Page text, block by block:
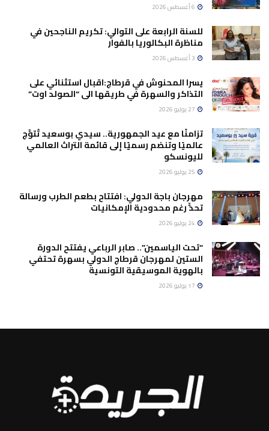
للسنة الرابعة على التوالي: تكريم الناجحين في
مناظرة البكالوريا بالفوار
يسرا المحنوش في قرطاج:اقبال استثنائي على
التذاكر والسهرة في طريقها الى “الصولد اوت”
تزامنًا مع عيد الجمهورية.. سيدي بوسعيد تُتوَّج
عالميًا وتنضم رسميًا إلى قائمة التراث العالمي
لليونسكو
مهرجان باجة الدولي: افتتاح بطعم الطرب ورسالة
تحدٍّ رغم محدودية الإمكانيات
“تحت الياسمين”.. صابر الرباعي يفتتح الدورة
الستين لمهرجان قرطاج الدولي بسهرة تحتفي
بالهوية الموسيقية التونسية